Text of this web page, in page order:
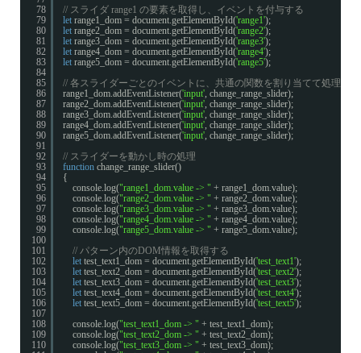
78
79
80
81
82
83
84
85
86
87
88
89
90
91
92
93
94
95
96
97
98
99
100
101
102
103
104
105
106
107
108
109
110
// スライダ range1 の要素を取得し、イベントを付与する
let range1_dom = document.getElementById('range1');
let range2_dom = document.getElementById('range2');
let range3_dom = document.getElementById('range3');
let range4_dom = document.getElementById('range4');
let range5_dom = document.getElementById('range5');
// 各スライダーごとのイベントに、共通の関数を割り当てて処理する
range1_dom.addEventListener('input', change_range_slider);
range2_dom.addEventListener('input', change_range_slider);
range3_dom.addEventListener('input', change_range_slider);
range4_dom.addEventListener('input', change_range_slider);
range5_dom.addEventListener('input', change_range_slider);
// スライダーを動かし時の処理
function change_range_slider()
{
console.log("range1_dom.value -> " + range1_dom.value);
console.log("range2_dom.value -> " + range2_dom.value);
console.log("range3_dom.value -> " + range3_dom.value);
console.log("range4_dom.value -> " + range4_dom.value);
console.log("range5_dom.value -> " + range5_dom.value);
// パターン内のDOM情報を取得する
let test_text1_dom = document.getElementById('test_text1');
let test_text2_dom = document.getElementById('test_text2');
let test_text3_dom = document.getElementById('test_text3');
let test_text4_dom = document.getElementById('test_text4');
let test_text5_dom = document.getElementById('test_text5');
console.log("test_text1_dom -> " + test_text1_dom);
console.log("test_text2_dom -> " + test_text2_dom);
console.log("test_text3_dom -> " + test_text3_dom);